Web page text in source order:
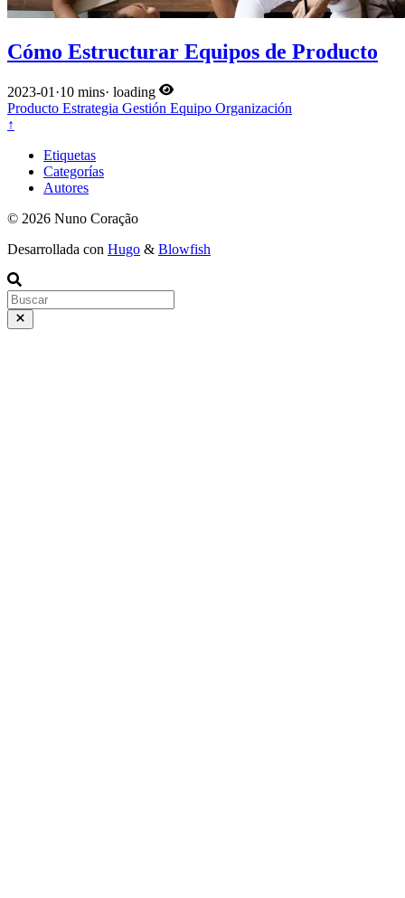
Cómo Estructurar Equipos de Producto
2023-01 ·10 mins· loading
Producto Estrategia Gestión Equipo Organización
↑
Etiquetas
Categorías
Autores
© 2026 Nuno Coração
Desarrollada con Hugo & Blowfish